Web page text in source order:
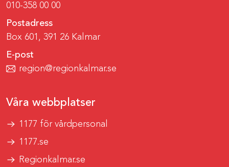
010-358 00 00
Postadress
Box 601, 391 26 Kalmar
E-post
region@regionkalmar.se
Våra webbplatser
1177 för vårdpersonal
1177.se
Regionkalmar.se